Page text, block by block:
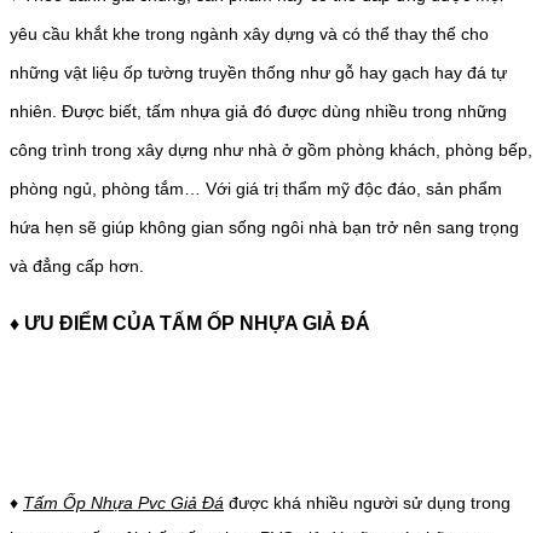
yêu cầu khắt khe trong ngành xây dựng và có thể thay thế cho
những vật liệu ốp tường truyền thống như gỗ hay gạch hay đá tự
nhiên. Được biết, tấm nhựa giả đó được dùng nhiều trong những
công trình trong xây dựng như nhà ở gồm phòng khách, phòng bếp,
phòng ngủ, phòng tắm… Với giá trị thẩm mỹ độc đáo, sản phẩm
hứa hẹn sẽ giúp không gian sống ngôi nhà bạn trở nên sang trọng
và đẳng cấp hơn.
♦ ƯU ĐIỂM CỦA TẤM ỐP NHỰA GIẢ ĐÁ
♦ Tấm Ốp Nhựa Pvc Giả Đá được khá nhiều người sử dụng trong